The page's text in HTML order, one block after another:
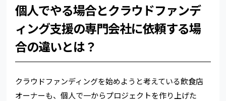
個人でやる場合とクラウドファンデ
ィング支援の専門会社に依頼する場
合の違いとは？
クラウドファンディングを始めようと考えている飲食店
オーナーも、個人で一からプロジェクトを作り上げた